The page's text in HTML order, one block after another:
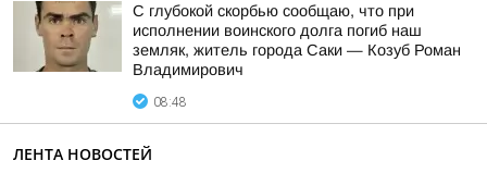
С глубокой скорбью сообщаю, что при
исполнении воинского долга погиб наш
земляк, житель города Саки — Козуб Роман
Владимирович
08:48
ЛЕНТА НОВОСТЕЙ